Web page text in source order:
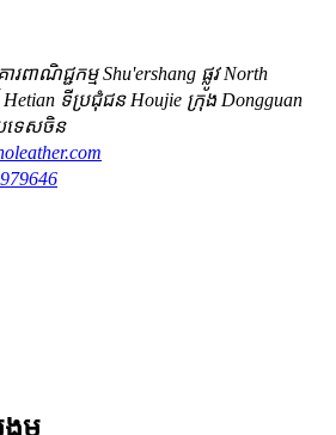
រពាណិជ្ជកម្ម Shu'ershang ផ្លូវ North
ទីប្រជុំជន Houjie ក្រុង Dongguan
រទេសចិន
គម